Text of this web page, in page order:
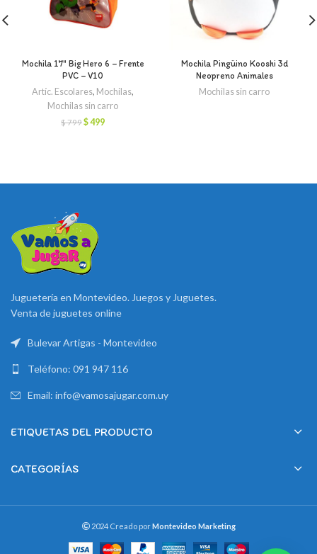
Mochila 17″ Big Hero 6 – Frente
PVC – V10
Artíc. Escolares, Mochilas,
Mochilas sin carro
$799El
$499El
Mochila Pingüino Kooshi 3d
Neopreno Animales
Mochilas sin carro
Juguetería en Montevideo. Juegos y Juguetes.
Venta de juguetes online
Bulevar Artigas - Montevideo
Teléfono: 091 947 116
Email: info@vamosajugar.com.uy
ETIQUETAS DEL PRODUCTO
CATEGORÍAS
2024 Creado porMontevideo Marketing